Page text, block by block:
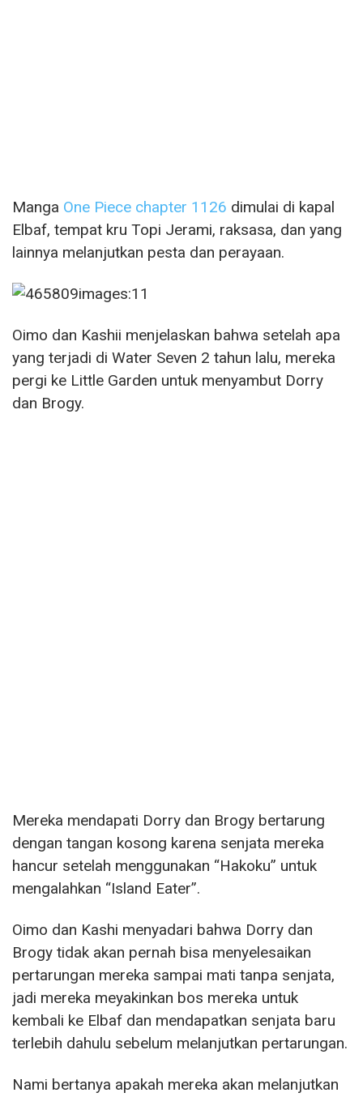
Manga One Piece chapter 1126 dimulai di kapal
Elbaf, tempat kru Topi Jerami, raksasa, dan yang
lainnya melanjutkan pesta dan perayaan.
Oimo dan Kashii menjelaskan bahwa setelah apa
yang terjadi di Water Seven 2 tahun lalu, mereka
pergi ke Little Garden untuk menyambut Dorry
dan Brogy.
Mereka mendapati Dorry dan Brogy bertarung
dengan tangan kosong karena senjata mereka
hancur setelah menggunakan “Hakoku” untuk
mengalahkan “Island Eater”.
Oimo dan Kashi menyadari bahwa Dorry dan
Brogy tidak akan pernah bisa menyelesaikan
pertarungan mereka sampai mati tanpa senjata,
jadi mereka meyakinkan bos mereka untuk
kembali ke Elbaf dan mendapatkan senjata baru
terlebih dahulu sebelum melanjutkan pertarungan.
Nami bertanya apakah mereka akan melanjutkan